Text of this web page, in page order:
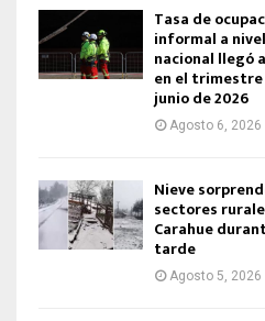
Tasa de
informal a nivel
nacional llegó
en el
junio de 2026
Agosto 6, 2026
Nieve
sectores
Carahue
tarde
Agosto 5, 2026